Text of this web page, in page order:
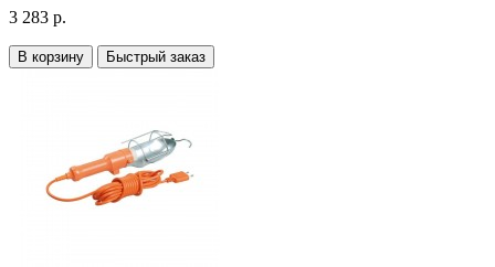
3 283 р.
В корзину Быстрый заказ